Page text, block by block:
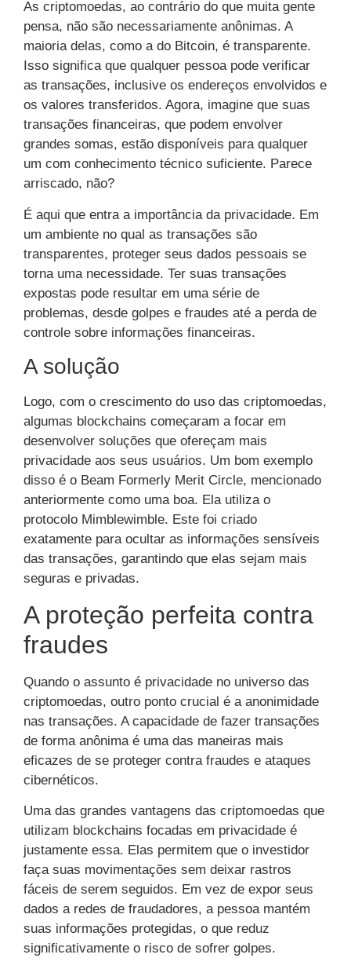
As criptomoedas, ao contrário do que muita gente
pensa, não são necessariamente anônimas. A
maioria delas, como a do Bitcoin, é transparente.
Isso significa que qualquer pessoa pode verificar
as transações, inclusive os endereços envolvidos e
os valores transferidos. Agora, imagine que suas
transações financeiras, que podem envolver
grandes somas, estão disponíveis para qualquer
um com conhecimento técnico suficiente. Parece
arriscado, não?
É aqui que entra a importância da privacidade. Em
um ambiente no qual as transações são
transparentes, proteger seus dados pessoais se
torna uma necessidade. Ter suas transações
expostas pode resultar em uma série de
problemas, desde golpes e fraudes até a perda de
controle sobre informações financeiras.
A solução
Logo, com o crescimento do uso das criptomoedas,
algumas blockchains começaram a focar em
desenvolver soluções que ofereçam mais
privacidade aos seus usuários. Um bom exemplo
disso é o Beam Formerly Merit Circle, mencionado
anteriormente como uma boa. Ela utiliza o
protocolo Mimblewimble. Este foi criado
exatamente para ocultar as informações sensíveis
das transações, garantindo que elas sejam mais
seguras e privadas.
A proteção perfeita contra
fraudes
Quando o assunto é privacidade no universo das
criptomoedas, outro ponto crucial é a anonimidade
nas transações. A capacidade de fazer transações
de forma anônima é uma das maneiras mais
eficazes de se proteger contra fraudes e ataques
cibernéticos.
Uma das grandes vantagens das criptomoedas que
utilizam blockchains focadas em privacidade é
justamente essa. Elas permitem que o investidor
faça suas movimentações sem deixar rastros
fáceis de serem seguidos. Em vez de expor seus
dados a redes de fraudadores, a pessoa mantém
suas informações protegidas, o que reduz
significativamente o risco de sofrer golpes.